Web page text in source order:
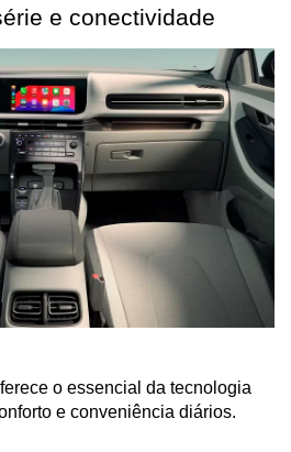
e conectividade
o essencial da tecnologia
e conveniência diários.